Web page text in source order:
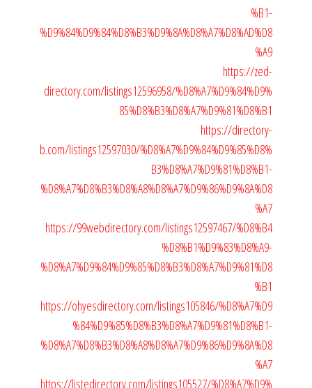
%B1-
%D9%84%D9%84%D8%B3%D9%8A%D8%A7%D8%AD%D8
%A9
https://zed-
directory.com/listings12596958/%D8%A7%D9%84%D9%
85%D8%B3%D8%A7%D9%81%D8%B1
https://directory-
b.com/listings12597030/%D8%A7%D9%84%D9%85%D8%
B3%D8%A7%D9%81%D8%B1-
%D8%A7%D8%B3%D8%A8%D8%A7%D9%86%D9%8A%D8
%A7
https://99webdirectory.com/listings12597467/%D8%B4
%D8%B1%D9%83%D8%A9-
%D8%A7%D9%84%D9%85%D8%B3%D8%A7%D9%81%D8
%B1
https://ohyesdirectory.com/listings105846/%D8%A7%D9
%84%D9%85%D8%B3%D8%A7%D9%81%D8%B1-
%D8%A7%D8%B3%D8%A8%D8%A7%D9%86%D9%8A%D8
%A7
https://listedirectory.com/listings105527/%D8%A7%D9%